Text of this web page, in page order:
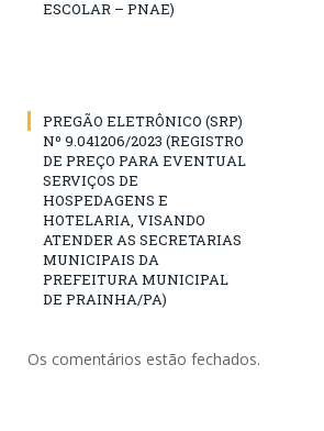
ESCOLAR – PNAE)
PREGÃO ELETRÔNICO (SRP)
Nº 9.041206/2023 (REGISTRO
DE PREÇO PARA EVENTUAL
SERVIÇOS DE
HOSPEDAGENS E
HOTELARIA, VISANDO
ATENDER AS SECRETARIAS
MUNICIPAIS DA
PREFEITURA MUNICIPAL
DE PRAINHA/PA)
Os comentários estão fechados.